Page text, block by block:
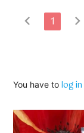
chevron_left 1 chevron_right
You have tolog in